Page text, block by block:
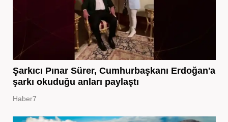
Şarkıcı Pınar Sürer, Cumhurbaşkanı Erdoğan'a
şarkı okuduğu anları paylaştı
Haber7